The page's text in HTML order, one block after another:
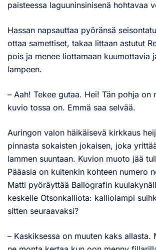
paisteessa laguuninsinisenä hohtavaa
Hassan napsauttaa pyöränsä
ottaa samettiset, takaa littaan astutut
pois ja menee liottamaan kuumottavia
lampeen.
– Aah! Tekee gutaa. Hei! Tän pohja on
kuvio tossa on. Emmä saa selvää.
Auringon valon häikäisevä kirkkaus
pinnasta sokaisten jokaisen, joka
lammen suuntaan. Kuvion muoto jää
Pääasia on kuitenkin kohteen numero
Matti pyöräyttää Ballografin
keskelle Otsonkalliota: kalliolampi
sitten seuraavaksi?
– Kaskiksessa on muuten kaks allasta.